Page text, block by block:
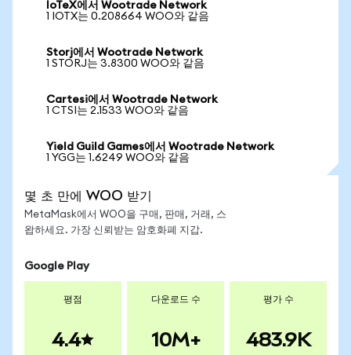
IoTeX에서 Wootrade Network
1 IOTX는 0.208664 WOO와 같음
Storj에서 Wootrade Network
1 STORJ는 3.8300 WOO와 같음
Cartesi에서 Wootrade Network
1 CTSI는 2.1533 WOO와 같음
Yield Guild Games에서 Wootrade Network
1 YGG는 1.6249 WOO와 같음
몇 초 만에 WOO 받기
MetaMask에서 WOO을 구매, 판매, 거래, 스
왑하세요. 가장 신뢰받는 암호화폐 지갑.
Google Play
평점
4.4
다운로드 수
10M+
평가 수
483.9K